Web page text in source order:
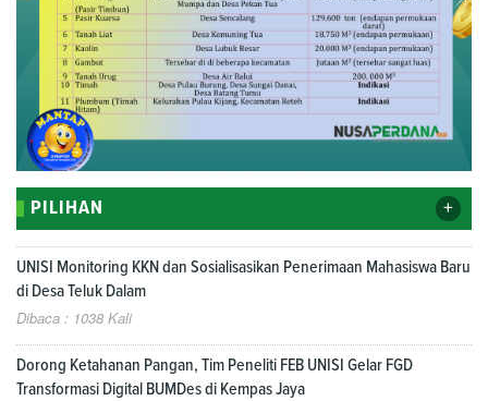
PILIHAN +
UNISI Monitoring KKN dan Sosialisasikan Penerimaan Mahasiswa Baru
di Desa Teluk Dalam
Dibaca : 1038 Kali
Dorong Ketahanan Pangan, Tim Peneliti FEB UNISI Gelar FGD
Transformasi Digital BUMDes di Kempas Jaya